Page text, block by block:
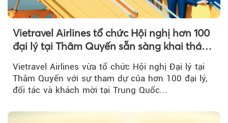
Vietravel Airlines tổ chức Hội nghị hơn 100
đại lý tại Thâm Quyến sẵn sàng khai thác
đường bay thẳng TP.HCM - Thâm Quyến
Vietravel Airlines vừa tổ chức Hội nghị Đại lý tại
Thâm Quyến với sự tham dự của hơn 100 đại lý,
đối tác và khách mời tại Trung Quốc...